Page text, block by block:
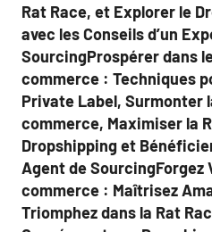
l’article
Rat Race, et Explorer le
avec les Conseils d’un
SourcingProspérer dans
commerce : Techniques
Private Label, Surmonter
commerce, Maximiser la
Dropshipping et
Agent de SourcingForgez
commerce : Maîtrisez
Triomphez dans la Rat